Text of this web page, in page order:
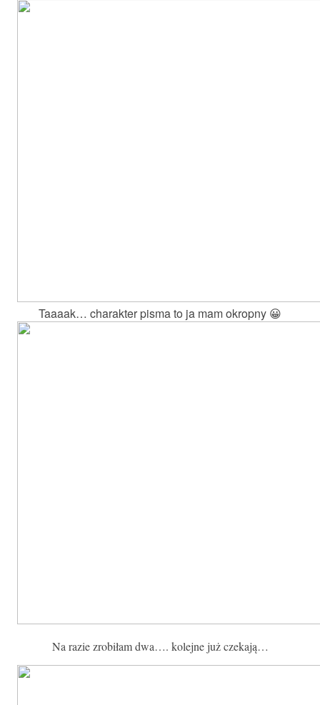
Taaaak… charakter pisma to ja mam okropny 😀
Na razie zrobiłam dwa…. kolejne już czekają…